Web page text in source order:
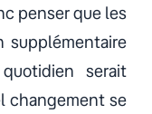
penser que les
supplémentaire
serait
changement se